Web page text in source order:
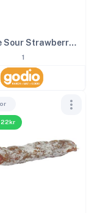
S-märke Sour Strawberry 4kg
1
22kr